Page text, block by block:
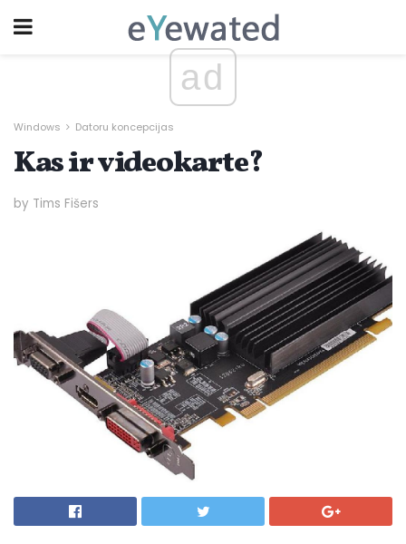
ad
Windows Datoru koncepcijas
Kas ir videokarte?
by Tims Fišers